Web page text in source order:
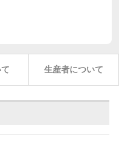
生産者について